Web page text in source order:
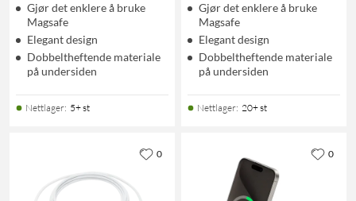
Gjør det enklere å bruke
Magsafe
Elegant design
Dobbeltheftende materiale
på undersiden
Nettlager: 5+ st
Gjør det enklere å bruke
Magsafe
Elegant design
Dobbeltheftende materiale
på undersiden
Nettlager: 20+ st
0 0